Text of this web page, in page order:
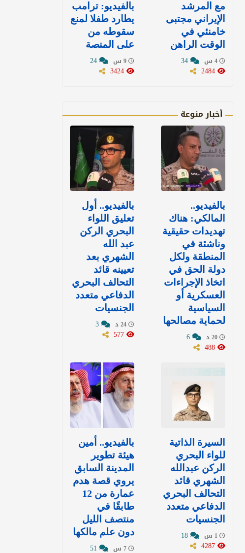
مع المرشد
الإيراني مجتبى
خامنئي في
الوقت الراهن
بالفيديو: ترامب
يطارد طفلا لمنع
سقوطه من
على المنصة
أخبار منوعة
بالفيديو..
المالكي: هناك
تهديدات حقيقية
وناشئة في
المنطقة ولكل
دولة الحق في
اتخاذ الإجراءات
العسكرية أو
السياسية
لحماية مصالحها
بالفيديو.. أول
تعليق اللواء
البحري الركن
عبد الله
الشهري بعد
تعيينه قائد
التحالف البحري
الدفاعي متعدد
الجنسيات
السيرة الذاتية
للواء البحري
الركن عبدالله
الشهري قائد
التحالف البحري
الدفاعي متعدد
الجنسيات
بالفيديو.. أمين
هيئة تطوير
المدينة السابق
يروي قصة هدم
عمارة من 12
طابقًا في
منتصف الليل
دون علم مالكها